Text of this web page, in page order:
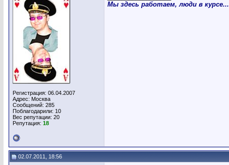
Регистрация: 06.04.2007
Адрес: Москва
Сообщений: 285
Поблагодарили: 10
Вес репутации: 20
Репутация: 18
Мы здесь работаем, люди в курсе...
02.07.2011, 18:56